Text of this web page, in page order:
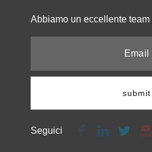
Abbiamo un eccellente team
submit
Seguici